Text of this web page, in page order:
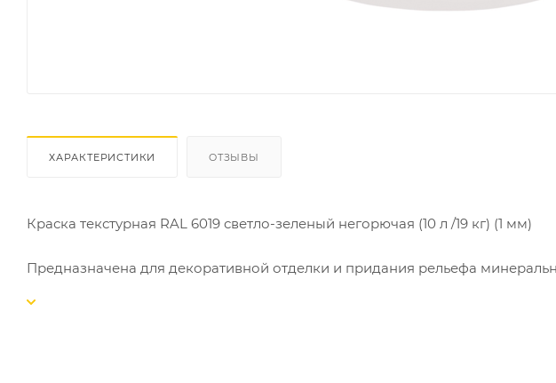
ХАРАКТЕРИСТИКИ ОТЗЫВЫ
Краска текстурная RAL 6019 светло-зеленый негорючая (10 л /19 кг) (1 мм)
Предназначена для декоративной отделки и придания рельефа